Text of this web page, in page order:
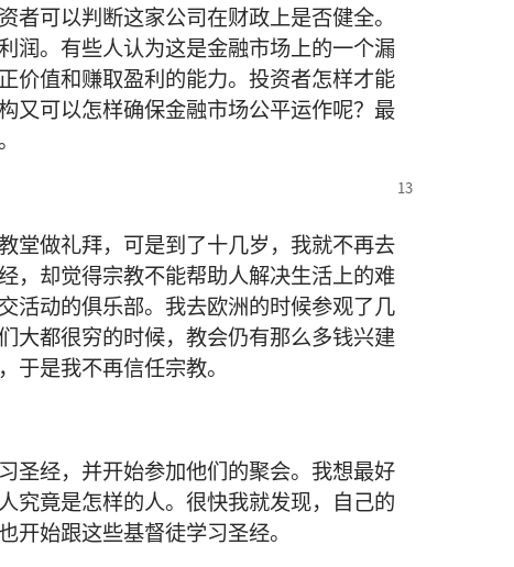
可以判断这家公司在财政上是否健全。
润。有些人认为这是金融市场上的一个漏
价值和赚取盈利的能力。投资者怎样才能
又可以怎样确保金融市场公平运作呢？最
堂做礼拜，可是到了十几岁，我就不再去
，却觉得宗教不能帮助人解决生活上的难
活动的俱乐部。我去欧洲的时候参观了几
大都很穷的时候，教会仍有那么多钱兴建
于是我不再信任宗教。
圣经，并开始参加他们的聚会。我想最好
究竟是怎样的人。很快我就发现，自己的
开始跟这些基督徒学习圣经。